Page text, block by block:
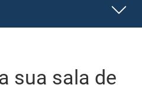
sua sala de